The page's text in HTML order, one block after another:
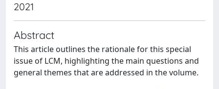
2021
Abstract
This article outlines the rationale for this special
issue of LCM, highlighting the main questions and
general themes that are addressed in the volume.